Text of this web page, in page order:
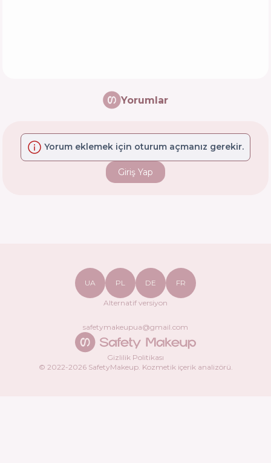
Yorumlar
Yorum eklemek için oturum açmanız gerekir.
Giriş Yap
Gizlilik Politikası
© 2022-2026SafetyMakeup. Kozmetik içerik analizörü.
UA PL DE FR
Alternatif versiyon
safetymakeupua@gmail.com